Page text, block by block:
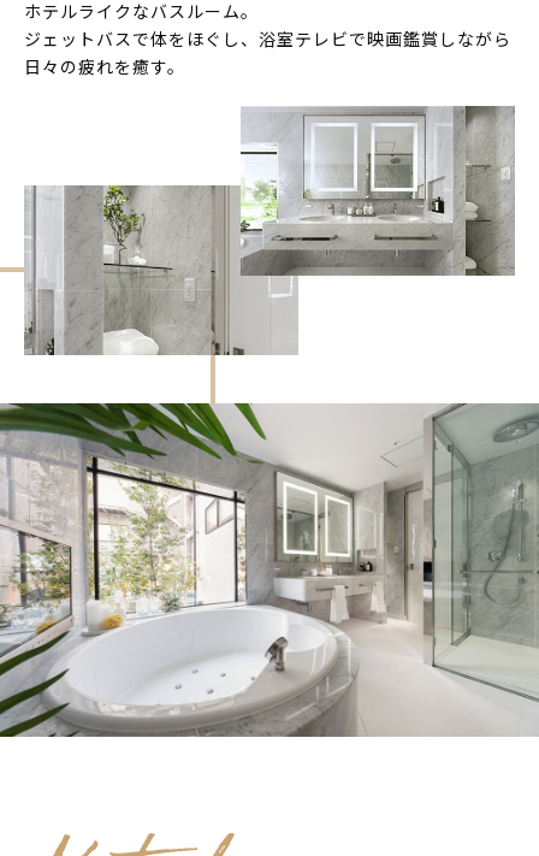
ホテルライクなバスルーム。
ジェットバスで体をほぐし、浴室テレビで映画鑑賞しながら
日々の疲れを癒す。